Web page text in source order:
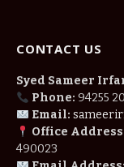
CONTACT US
Syed Sameer
Phone: 94255
Email:
Office
490023